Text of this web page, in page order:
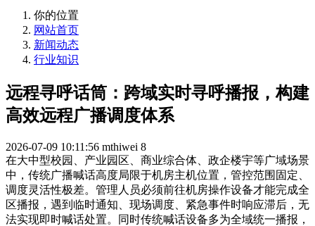
你的位置
网站首页
新闻动态
行业知识
远程寻呼话筒：跨域实时寻呼播报，构建
高效远程广播调度体系
2026-07-09 10:11:56 mthiwei 8
在大中型校园、产业园区、商业综合体、政企楼宇等广域场景
中，传统广播喊话高度局限于机房主机位置，管控范围固定、
调度灵活性极差。管理人员必须前往机房操作设备才能完成全
区播报，遇到临时通知、现场调度、紧急事件时响应滞后，无
法实现即时喊话处置。同时传统喊话设备多为全域统一播报，